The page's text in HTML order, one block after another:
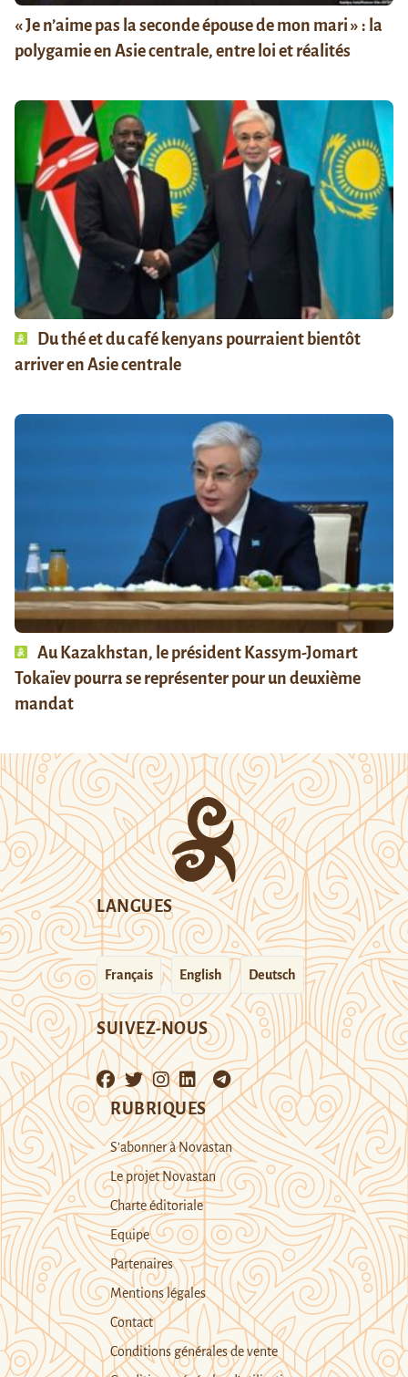
« Je n’aime pas la seconde épouse de mon mari » : la
polygamie en Asie centrale, entre loi et réalités
Du thé et du café kenyans pourraient bientôt
arriver en Asie centrale
Au Kazakhstan, le président Kassym-Jomart
Tokaïev pourra se représenter pour un deuxième
mandat
LANGUES
Français English Deutsch
SUIVEZ-NOUS
RUBRIQUES
S’abonner à Novastan
Le projet Novastan
Charte éditoriale
Equipe
Partenaires
Mentions légales
Contact
Conditions générales de vente